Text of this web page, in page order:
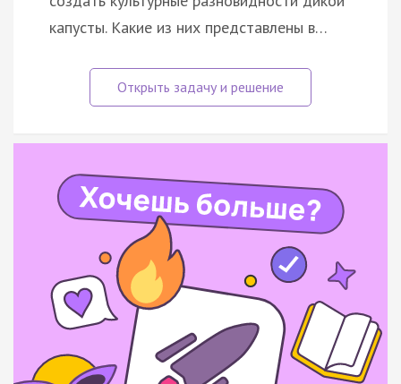
капусты. Какие из них представлены в…